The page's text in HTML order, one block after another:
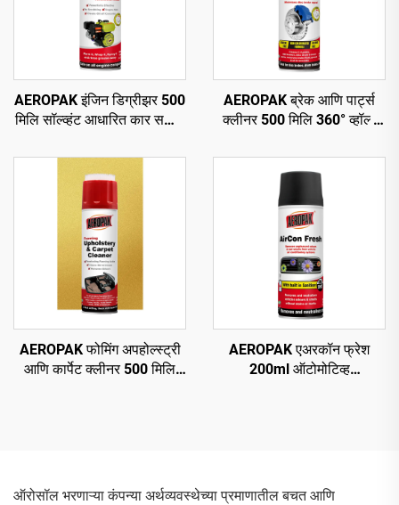
AEROPAK इंजिन डिग्रीझर 500
मिलि सॉल्व्हंट आधारित कार सफाई
AEROPAK ब्रेक आणि पार्ट्स
क्लीनर 500 मिलि 360° व्हॉल्व
AEROPAK फोमिंग अपहोल्स्ट्री
आणि कार्पेट क्लीनर 500 मिलि
AEROPAK एअरकॉन फ्रेश
200ml ऑटोमोटिव्ह
ऑरोसॉल भरणाऱ्या कंपन्या अर्थव्यवस्थेच्या प्रमाणातील बचत आणि